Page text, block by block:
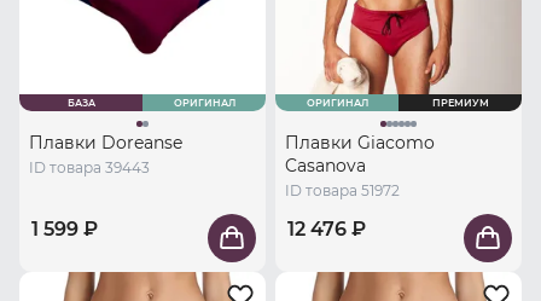
БАЗА ОРИГИНАЛ
Плавки Doreanse
ID товара 39443
1 599 ₽
ОРИГИНАЛ ПРЕМИУМ
Плавки Giacomo
Casanova
ID товара 51972
12 476 ₽